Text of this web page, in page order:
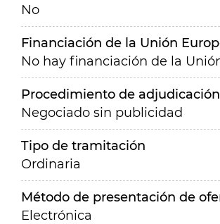
No
Financiación de la Unión
No hay financiación de la
Procedimiento de adjudicación
Negociado sin publicidad
Tipo de tramitación
Ordinaria
Método de presentación de
Electrónica